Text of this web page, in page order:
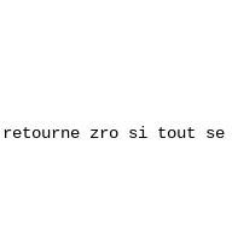
retourne zro si tout se